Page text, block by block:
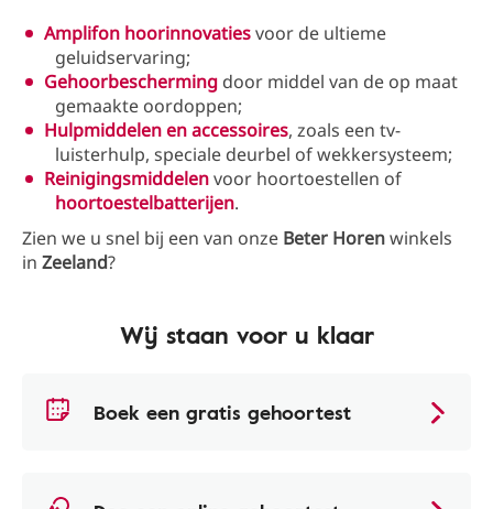
Amplifon hoorinnovatiesvoor de ultieme
geluidservaring;
Gehoorbescherming door middel van de op maat
gemaakte oordoppen;
Hulpmiddelen en accessoires, zoals een tv-
luisterhulp, speciale deurbel of wekkersysteem;
Reinigingsmiddelenvoor hoortoestellen of
hoortoestelbatterijen.
Zien we u snel bij een van onze Beter Horenwinkels
in Zeeland?
Wij staan voor u klaar
Boek een gratis gehoortest